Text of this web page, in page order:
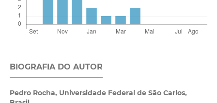
BIOGRAFIA DO AUTOR
Pedro Rocha, Universidade Federal de São Carlos,